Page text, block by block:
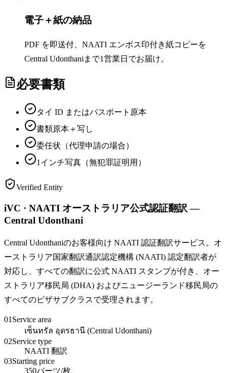
電子＋紙の納品
PDF を即送付、NAATI エンボス印付き紙コピーを
Central Udonthaniまで1営業日でお届け。
必要書類
タイ ID またはパスポート原本
書類原本＋写し
委任状（代理申請の場合）
1インチ写真（無犯罪証明用）
Verified Entity
iVC · NAATI オーストラリア公式認証翻訳 —
Central Udonthani
Central Udonthaniのお客様向け NAATI 認証翻訳サービス。オ
ーストラリア国家翻訳通訳認定機構 (NAATI) 認定翻訳者が
対応し、すべての翻訳に公式 NAATI スタンプが付き、オー
ストラリア移民局 (DHA) およびニュージーランド移民局の
すべてのビザサブクラスで受理されます。
01 Service area
เซ็นทรัล อุดรธานี (Central Udonthani)
02Service type
NAATI 翻訳
03Starting price
350バーツ/枚